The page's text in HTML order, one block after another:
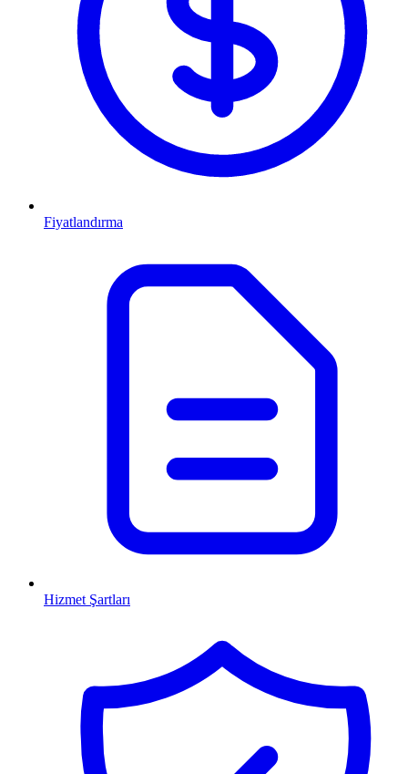
Fiyatlandırma
Hizmet Şartları